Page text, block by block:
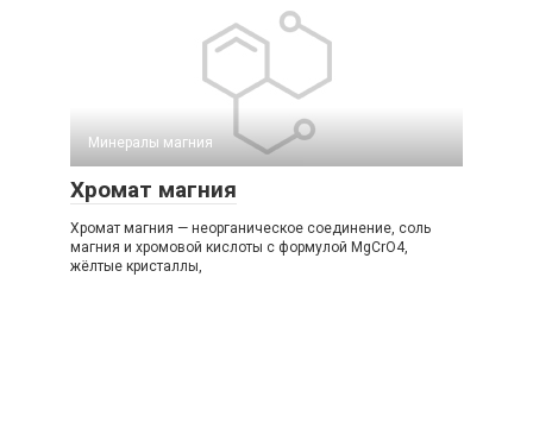
Минералы магния‎
Хромат магния
Хромат магния — неорганическое соединение, соль
магния и хромовой кислоты с формулой MgCrO4,
жёлтые кристаллы,